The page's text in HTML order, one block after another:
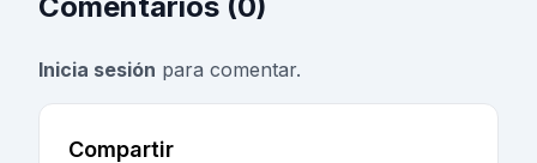
Inicia sesión para comentar.
Compartir